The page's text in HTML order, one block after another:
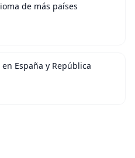
de más países
España y República